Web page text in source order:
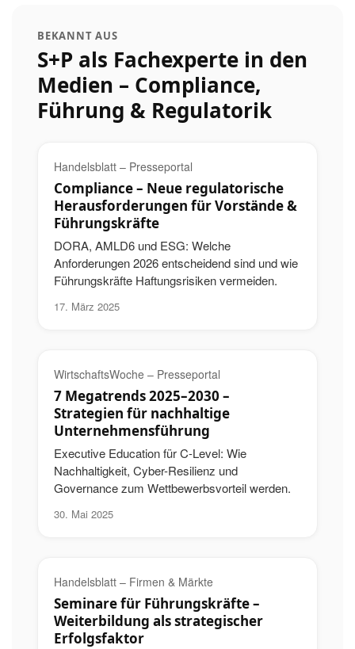
BEKANNT AUS
S+P als Fachexperte in den
Medien – Compliance,
Führung & Regulatorik
Handelsblatt – Presseportal
Compliance – Neue regulatorische
Herausforderungen für Vorstände &
Führungskräfte
DORA, AMLD6 und ESG: Welche
Anforderungen 2026 entscheidend sind und wie
Führungskräfte Haftungsrisiken vermeiden.
17. März 2025
WirtschaftsWoche – Presseportal
7 Megatrends 2025–2030 –
Strategien für nachhaltige
Unternehmensführung
Executive Education für C-Level: Wie
Nachhaltigkeit, Cyber-Resilienz und
Governance zum Wettbewerbsvorteil werden.
30. Mai 2025
Handelsblatt – Firmen & Märkte
Seminare für Führungskräfte –
Weiterbildung als strategischer
Erfolgsfaktor